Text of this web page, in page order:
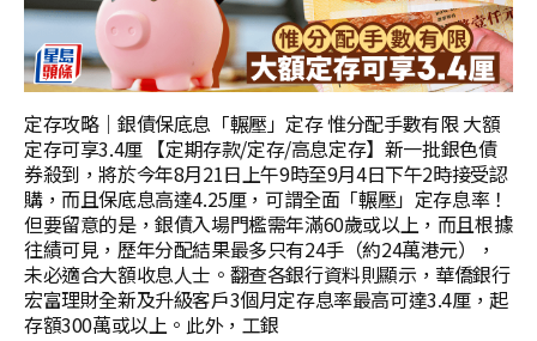
定存攻略｜銀債保底息「輾壓」定存 惟分配手數有限 大額
定存可享3.4厘 【定期存款/定存/高息定存】新一批銀色債
券殺到，將於今年8月21日上午9時至9月4日下午2時接受認
購，而且保底息高達4.25厘，可謂全面「輾壓」定存息率！
但要留意的是，銀債入場門檻需年滿60歲或以上，而且根據
往績可見，歷年分配結果最多只有24手（約24萬港元），
未必適合大額收息人士。翻查各銀行資料則顯示，華僑銀行
宏富理財全新及升級客戶3個月定存息率最高可達3.4厘，起
存額300萬或以上。此外，工銀